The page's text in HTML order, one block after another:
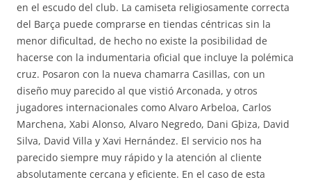
en el escudo del club. La camiseta religiosamente correcta
del Barça puede comprarse en tiendas céntricas sin la
menor dificultad, de hecho no existe la posibilidad de
hacerse con la indumentaria oficial que incluye la polémica
cruz. Posaron con la nueva chamarra Casillas, con un
diseño muy parecido al que vistió Arconada, y otros
jugadores internacionales como Alvaro Arbeloa, Carlos
Marchena, Xabi Alonso, Alvaro Negredo, Dani Gþiza, David
Silva, David Villa y Xavi Hernández. El servicio nos ha
parecido siempre muy rápido y la atención al cliente
absolutamente cercana y eficiente. En el caso de esta